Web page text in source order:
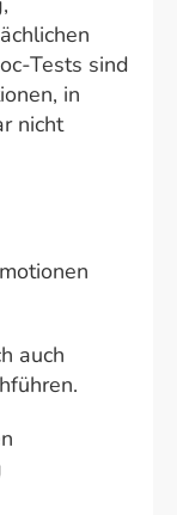
Tests sind
in
nicht
auch